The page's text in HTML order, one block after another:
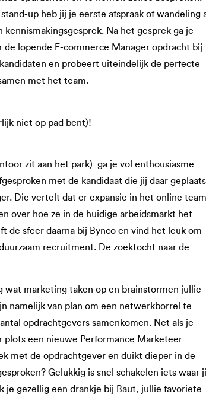
up heb jij je eerste afspraak of wandeling
Na het gesprek ga je
lopende E-commerce Manager opdracht bij
en probeert uiteindelijk de perfecte
met het team.
niet op pad bent)!
zit aan het park) ga je vol enthousiasme
met de kandidaat die jij daar
Die vertelt dat er expansie in het online team
over hoe ze in de huidige arbeidsmarkt het
de sfeer daarna bij Bynco en vind het leuk om
recruitment. De zoektocht naar de
wat marketing taken op en brainstormen jullie
namelijk van plan om een netwerkborrel te
opdrachtgevers samenkomen. Net als je
een nieuwe Performance Marketeer
met de opdrachtgever en duikt dieper in de
Gelukkig is snel schakelen iets waar
je gezellig een drankje bij Baut, jullie favoriete